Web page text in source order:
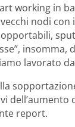
working in
nodi con
lavorato
report.